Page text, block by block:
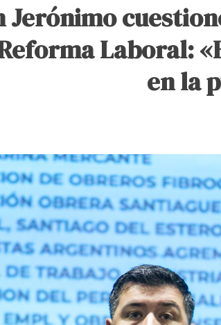
Jerónimo
Laboral:
en la